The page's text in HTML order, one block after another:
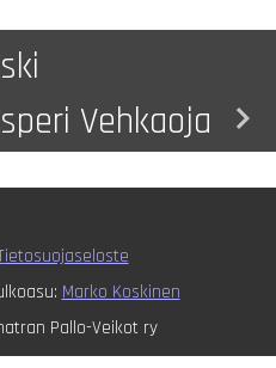
Vehkaoja
navigate_next
ietosuojaseloste
Marko Koskinen
Pallo-Veikot ry